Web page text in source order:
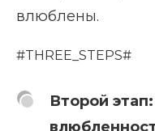
влюблены.
#THREE_STEPS#
Второй